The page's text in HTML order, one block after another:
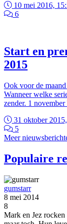
10 mei 2016,
6
Start en
2015
Ook voor de
Wanneer welke
zender. 1 november
31 oktober
5
Meer
Populaire
gumstarr
8 mei 2014
8
Mark en Jez rocken